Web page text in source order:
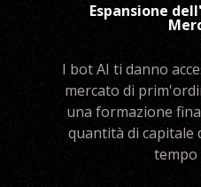
Espansione
I bot AI ti danno
mercato di
una formazione
quantità di capitale
tempo